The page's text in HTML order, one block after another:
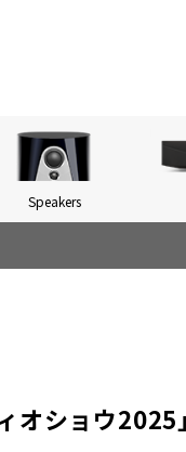
Speakers
ショウ2025